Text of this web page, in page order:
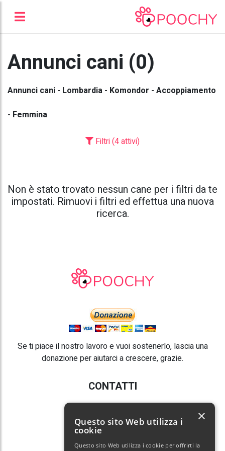
Annunci cani (0)
Annunci cani - Lombardia - Komondor - Accoppiamento
- Femmina
Filtri (4 attivi)
Non è stato trovato nessun cane per i filtri da te
impostati. Rimuovi i filtri ed effettua una nuova
ricerca.
Se ti piace il nostro lavoro e vuoi sostenerlo, lascia una
donazione per aiutarci a crescere, grazie.
CONTATTI
E-mail:info@poochy.it
Questo sito Web utilizza i
cookie
Questo sito Web utilizza i cookie per offrirti la
×